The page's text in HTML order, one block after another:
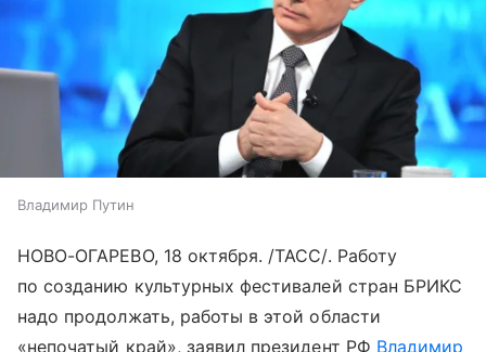
Владимир Путин
НОВО-ОГАРЕВО, 18 октября. /ТАСС/. Работу
по созданию культурных фестивалей стран БРИКС
надо продолжать, работы в этой области
«непочатый край», заявил президент РФ Владимир